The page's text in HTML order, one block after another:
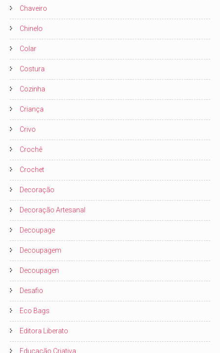
Chaveiro
Chinelo
Colar
Costura
Cozinha
Criança
Crivo
Crochê
Crochet
Decoração
Decoração Artesanal
Decoupage
Decoupagem
Decoupagen
Desafio
Eco Bags
Editora Liberato
Educação Criativa